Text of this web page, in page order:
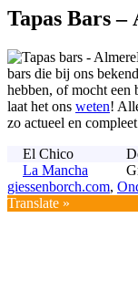
Tapas Bars –
bars die bij ons
hebben, of mocht een
laat het ons weten!
zo actueel en
El Chico
La Mancha
giessenborch.com,
Translate »